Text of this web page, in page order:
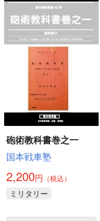
戦艦の砲台 ～海から
陸へ！レーザー測量で
蘇る巨大地下空間・壱
岐要塞の全貌
さざなみ壊変
1,320 円（税込）
ミリタリー
赤城
サンプル
カート
砲術教科書巻之一
国本戦車塾
2,200円 （税込）
ミリタリー